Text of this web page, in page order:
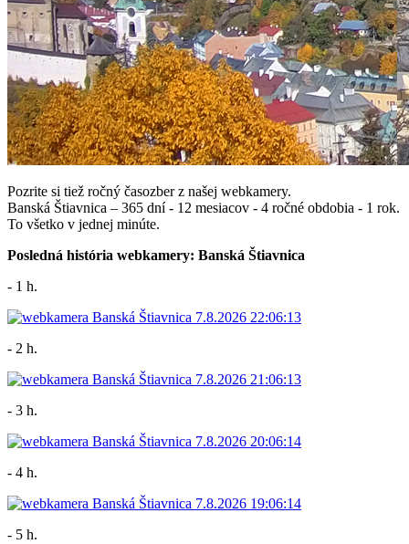
Pozrite si tiež ročný časozber z našej webkamery.
Banská Štiavnica – 365 dní - 12 mesiacov - 4 ročné obdobia - 1 rok.
To všetko v jednej minúte.
Posledná história webkamery: Banská Štiavnica
- 1 h.
- 2 h.
- 3 h.
- 4 h.
- 5 h.